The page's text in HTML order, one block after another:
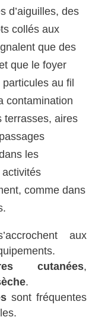
d’aiguilles, des
collés aux
que des
que le foyer
au fil
contamination
terrasses, aires
les
comme dans
aux
cutanées,
.
sont fréquentes